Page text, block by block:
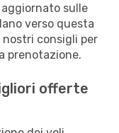
sulle
verso questa
consigli per
prenotazione.
offerte